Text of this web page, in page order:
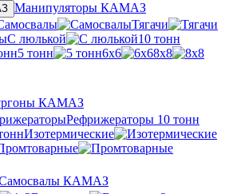
Манипуляторы КАМАЗ
Тягачи
С люлькой
10 тонн
5 тонн 6х6 8х8
КАМАЗ
Рефрижераторы 10 тонн
Изотермические
КАМАЗ